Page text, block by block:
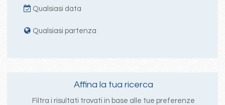
Qualsiasi data
Qualsiasi partenza
Affina la tua ricerca
Filtra i risultati trovati in base alle tue preferenze